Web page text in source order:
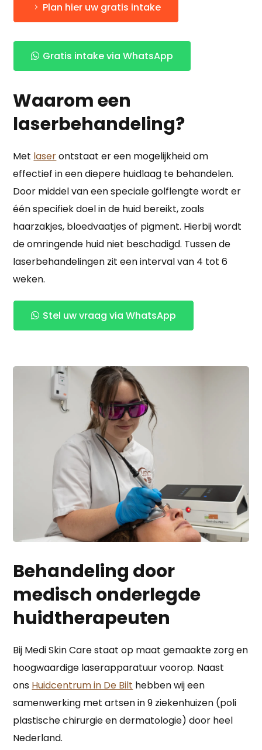
Plan hier uw gratis intake
Gratis intake via WhatsApp
Waarom een
laserbehandeling?
Met laserontstaat er een mogelijkheid om
effectief in een diepere huidlaag te behandelen.
Door middel van een speciale golflengte wordt er
één specifiek doel in de huid bereikt, zoals
haarzakjes, bloedvaatjes of pigment. Hierbij wordt
de omringende huid niet beschadigd. Tussen de
laserbehandelingen zit een interval van 4 tot 6
weken.
Stel uw vraag via WhatsApp
Behandeling door
medisch onderlegde
huidtherapeuten
Bij Medi Skin Care staat op maat gemaakte zorg en
hoogwaardige laserapparatuur voorop. Naast
ons Huidcentrum in De Bilt hebben wij een
samenwerking met artsen in 9 ziekenhuizen (poli
plastische chirurgie en dermatologie) door heel
Nederland.